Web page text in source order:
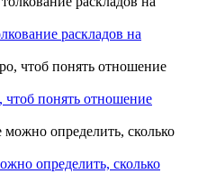
раскладов на
чтоб понять отношение
определить, сколько